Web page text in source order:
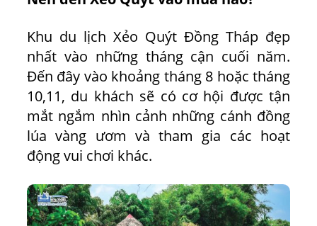
Khu du lịch Xẻo Quýt Đồng Tháp đẹp
nhất vào những tháng cận cuối năm.
Đến đây vào khoảng tháng 8 hoặc tháng
10,11, du khách sẽ có cơ hội được tận
mắt ngắm nhìn cảnh những cánh đồng
lúa vàng ươm và tham gia các hoạt
động vui chơi khác.